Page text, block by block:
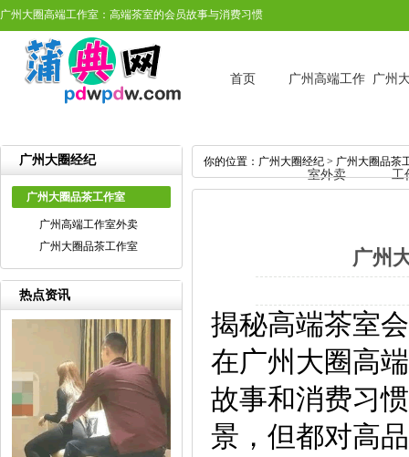
‌广州大圈高端工作室‌：高端茶室的会员故事与消费习惯
首页 广州高端工作
室外卖
广州
工
广州大圈经纪
广州大圈品茶工作室
广州高端工作室外卖
广州大圈品茶工作室
热点资讯
你的位置： 广州大圈经纪 > 广州大圈品茶
广州
揭秘高端茶室
在广州大圈高
故事和消费习
景，但都对高